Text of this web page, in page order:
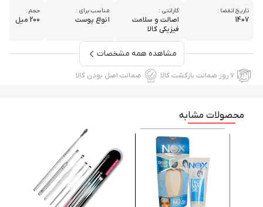
تاریخ انقضا :
1407
گارانتی :
اصالت و سلامت
فیزیکی کالا
مناسب برای :
انواع پوست
حجم :
200 میل
مشاهده همه مشخصات
۷ روز ضمانت بازگشت کالا ضمانت اصل بودن کالا
محصولات مشابه